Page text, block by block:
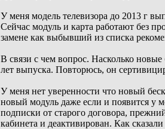
У меня модель телевизора до 2013 г
Сейчас модуль и карта работают без
замене как выбывший из списка
В связи с чем вопрос. Насколько
лет выпуска. Повторюсь, он
У меня нет уверенности что новый
новый модуль даже если и появится у
подписки от старого договора,
кабинета и деактивирован. Как